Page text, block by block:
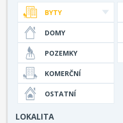
BYTY
DOMY
POZEMKY
KOMERČNÍ
OSTATNÍ
LOKALITA